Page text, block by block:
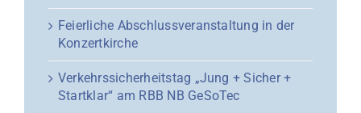
Feierliche Abschlussveranstaltung in der
Konzertkirche
Verkehrssicherheitstag „Jung + Sicher +
Startklar“ am RBB NB GeSoTec